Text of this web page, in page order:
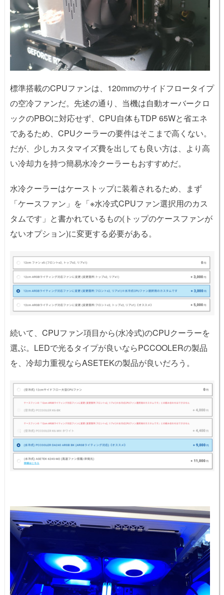
標準搭載のCPUファンは、120mmのサイドフロータイプ
の空冷ファンだ。先述の通り、当機は自動オーバークロ
ックのPBOに対応せず、CPU自体もTDP 65Wと省エネ
であるため、CPUクーラーの要件はそこまで高くない。
だが、少しカスタマイズ費を出しても良い方は、より高
い冷却力を持つ簡易水冷クーラーもおすすめだ。
水冷クーラーはケーストップに装着されるため、まず
「ケースファン」を「※水冷式CPUファン選択用のカス
タムです」と書かれているもの(トップのケースファンが
ないオプション)に変更する必要がある。
続いて、CPUファン項目から(水冷式)のCPUクーラーを
選ぶ。LEDで光るタイプが良いならPCCOOLERの製品
を、冷却力重視ならASETEKの製品が良いだろう。